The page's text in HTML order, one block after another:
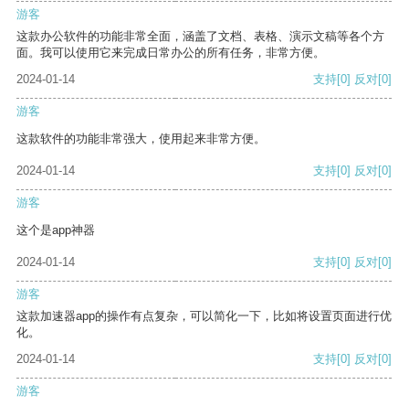
游客
这款办公软件的功能非常全面，涵盖了文档、表格、演示文稿等各个方
面。我可以使用它来完成日常办公的所有任务，非常方便。
2024-01-14
支持[0] 反对[0]
游客
这款软件的功能非常强大，使用起来非常方便。
2024-01-14 支持[0] 反对[0]
游客
这个是app神器
2024-01-14 支持[0] 反对[0]
游客
这款加速器app的操作有点复杂，可以简化一下，比如将设置页面进行优
化。
2024-01-14
支持[0] 反对[0]
游客